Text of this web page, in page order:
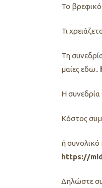
Το
Τι
Τη
μαίες εδω..
Η
Κόστος
ή συνολικό
https://
Δηλώστε